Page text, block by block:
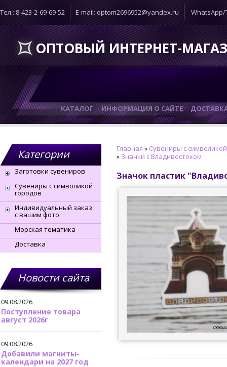
Тел.: 8-423-2-69-69-52 E-mail: optom2696952@yandex.ru WhatsApp/
ОПТОВЫЙ ИНТЕРНЕТ-
КАТАЛОГ ИНФОРМАЦИЯ О САЙТЕ
Категории
Заготовки сувениров
Сувениры с символикой
городов
Индивидуальный заказ
с вашим фото
Морская тематика
Доставка
Новости сайта
09.08.2026
Поступление товара
август 2026г
09.08.2026
Добавили магниты-
календари на 2027 год
Главная » Сувениры с
» Значки с Владивостоком
Значок пластик